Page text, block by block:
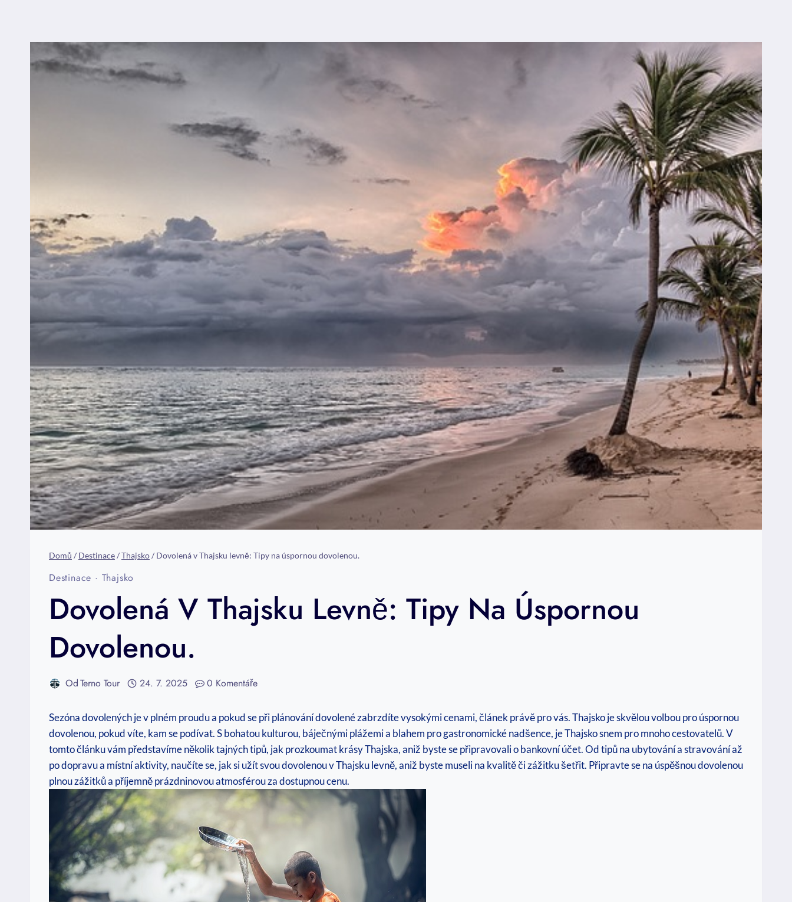
Domů / Destinace/Thajsko/ Dovolená v Thajsku levně: Tipy na úspornou dovolenou.
Destinace · Thajsko
Dovolená V Thajsku Levně: Tipy Na Úspornou
Dovolenou.
OdTerno Tour 24. 7. 2025 0 Komentáře
Sezóna dovolených je v plném proudu a pokud se při plánování dovolené zabrzdíte vysokými cenami, článek právě pro vás. Thajsko je skvělou volbou pro úspornou
dovolenou, pokud víte, kam se podívat. S bohatou kulturou, báječnými plážemi a blahem pro gastronomické nadšence, je Thajsko snem pro mnoho cestovatelů. V
tomto článku vám představíme několik tajných tipů, jak prozkoumat krásy Thajska, aniž byste se připravovali o bankovní účet. Od tipů na ubytování a stravování až
po dopravu a místní aktivity, naučíte se, jak si užít svou dovolenou v Thajsku levně, aniž byste museli na kvalitě či zážitku šetřit. Připravte se na úspěšnou dovolenou
plnou zážitků a příjemně prázdninovou atmosférou za dostupnou cenu.